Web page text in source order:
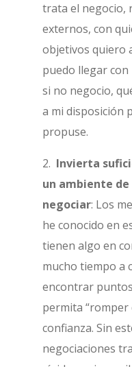
trata el negocio,
externos, con
objetivos quiero
puedo llegar
si no negocio,
a mi disposición
propuse.
2. Invierta
un ambiente
negociar: Los
he conocido en
tienen algo en
mucho tiempo a
encontrar
permita “romper
confianza. Sin
negociaciones